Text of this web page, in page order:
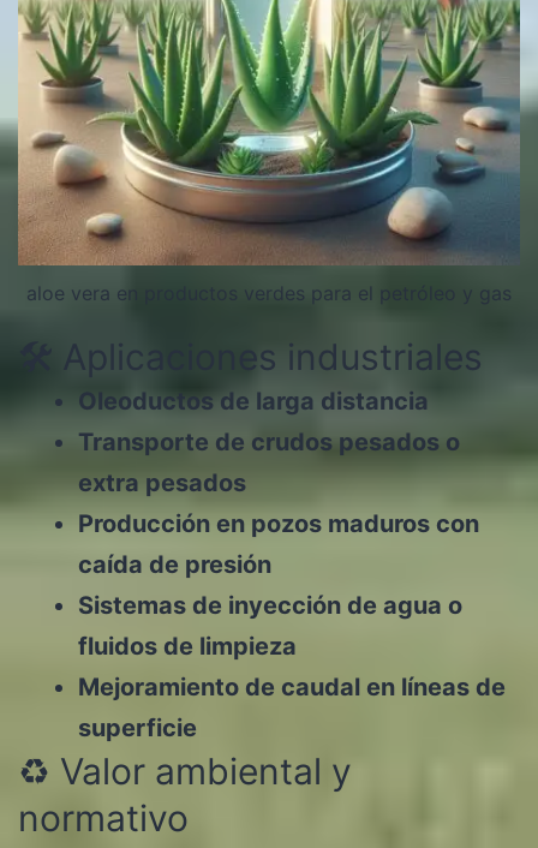
aloe vera en productos verdes para el petróleo y gas
🛠️ Aplicaciones industriales
Oleoductos de larga distancia
Transporte de crudos pesados o
extra pesados
Producción en pozos maduros con
caída de presión
Sistemas de inyección de agua o
fluidos de limpieza
Mejoramiento de caudal en líneas de
superficie
♻️ Valor ambiental y
normativo